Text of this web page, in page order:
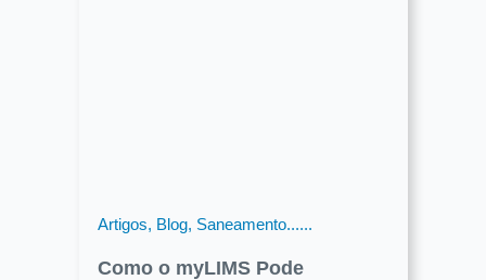
Artigos, Blog, Saneamento......
Como o myLIMS Pode